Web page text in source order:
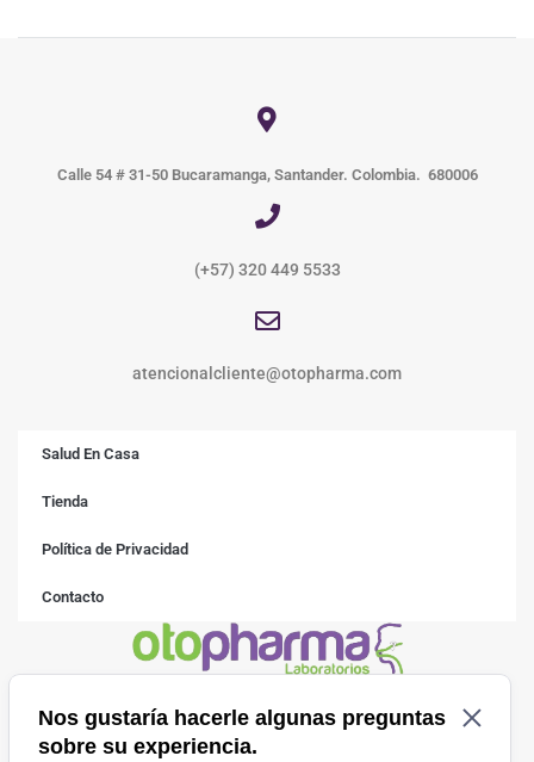
Calle 54 # 31-50 Bucaramanga, Santander. Colombia. 680006
(+57) 320 449 5533
atencionalcliente@otopharma.com
Salud En Casa
Tienda
Política de Privacidad
Contacto